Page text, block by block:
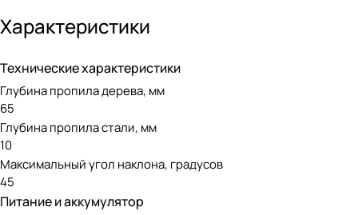
Как и большинство инструментов от WORX, этот лобзик
распила.
Характеристики
Технические характеристики
Глубина пропила дерева, мм
65
Глубина пропила стали, мм
10
Максимальный угол наклона, градусов
45
Питание и аккумулятор